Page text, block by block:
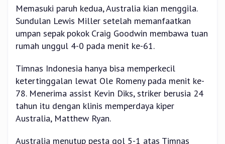
Memasuki paruh kedua, Australia kian menggila.
Sundulan Lewis Miller setelah memanfaatkan
umpan sepak pokok Craig Goodwin membawa tuan
rumah unggul 4-0 pada menit ke-61.
Timnas Indonesia hanya bisa memperkecil
ketertinggalan lewat Ole Romeny pada menit ke-
78. Menerima assist Kevin Diks, striker berusia 24
tahun itu dengan klinis memperdaya kiper
Australia, Matthew Ryan.
Australia menutup pesta gol 5-1 atas Timnas